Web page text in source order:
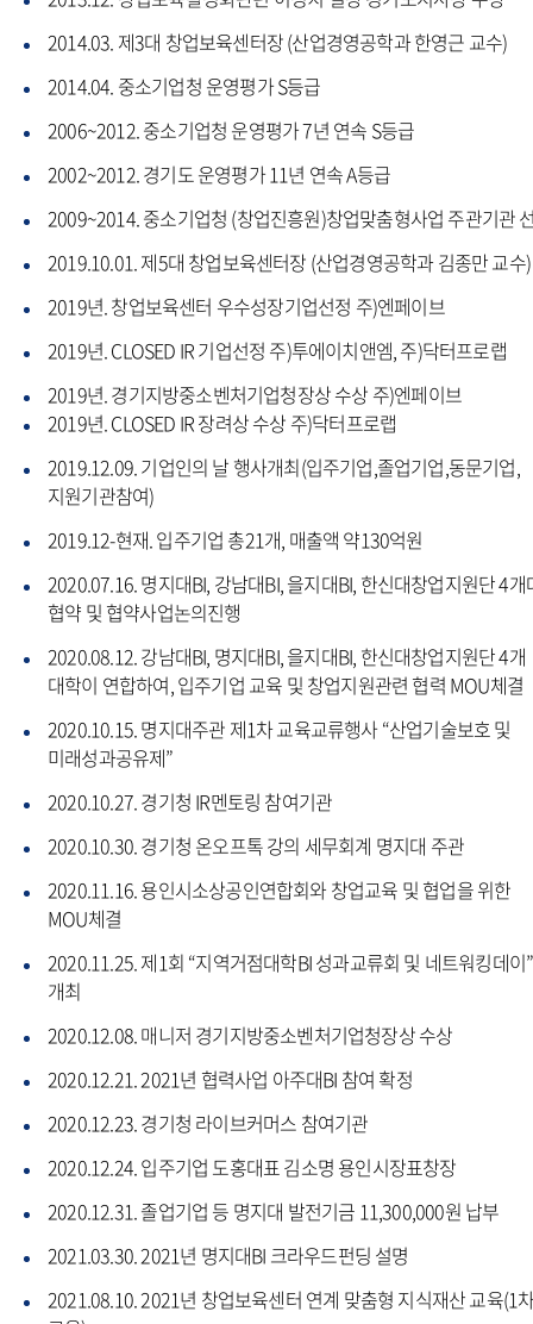
2014.03. 제3대 창업보육센터장 (산업경영공학과 한영근 교수)
2014.04. 중소기업청 운영평가 S등급
2006~2012. 중소기업청 운영평가 7년 연속 S등급
2002~2012. 경기도 운영평가 11년 연속 A등급
2009~2014. 중소기업청 (창업진흥원)창업맞춤형사업 주관기관
2019.10.01. 제5대 창업보육센터장 (산업경영공학과 김종만 교수)
2019년. 창업보육센터 우수성장기업선정 주)엔페이브
2019년. CLOSED IR 기업선정 주)투에이치앤엠, 주)닥터프로랩
2019년. 경기지방중소벤처기업청장상 수상 주)엔페이브
2019년. CLOSED IR 장려상 수상 주)닥터프로랩
2019.12.09. 기업인의 날 행사개최(입주기업,졸업기업,동문기업,
지원기관참여)
2019.12-현재. 입주기업 총21개, 매출액 약130억원
2020.07.16. 명지대BI, 강남대BI, 을지대BI, 한신대창업지원단 4개
협약 및 협약사업논의진행
2020.08.12. 강남대BI, 명지대BI, 을지대BI, 한신대창업지원단 4개
대학이 연합하여, 입주기업 교육 및 창업지원관련 협력 MOU체결
2020.10.15. 명지대주관 제1차 교육교류행사 “산업기술보호 및
미래성과공유제”
2020.10.27. 경기청 IR멘토링 참여기관
2020.10.30. 경기청 온오프톡 강의 세무회계 명지대 주관
2020.11.16. 용인시소상공인연합회와 창업교육 및 협업을 위한
MOU체결
2020.11.25. 제1회 “지역거점대학BI 성과교류회 및 네트워킹데이
개최
2020.12.08. 매니저 경기지방중소벤처기업청장상 수상
2020.12.21. 2021년 협력사업 아주대BI 참여 확정
2020.12.23. 경기청 라이브커머스 참여기관
2020.12.24. 입주기업 도홍대표 김소명 용인시장표창장
2020.12.31. 졸업기업 등 명지대 발전기금 11,300,000원 납부
2021.03.30. 2021년 명지대BI 크라우드펀딩 설명
2021.08.10. 2021년 창업보육센터 연계 맞춤형 지식재산 교육(1